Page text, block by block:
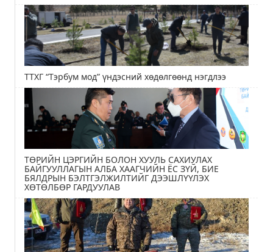
ТТХГ “Тэрбум мод” үндэсний хөдөлгөөнд нэгдлээ
ТӨРИЙН ЦЭРГИЙН БОЛОН ХУУЛЬ САХИУЛАХ
БАЙГУУЛЛАГЫН АЛБА ХААГЧИЙН ЁС ЗҮЙ, БИЕ
БЯЛДРЫН БЭЛТГЭЛЖИЛТИЙГ ДЭЭШЛҮҮЛЭХ
ХӨТӨЛБӨР ГАРДУУЛАВ